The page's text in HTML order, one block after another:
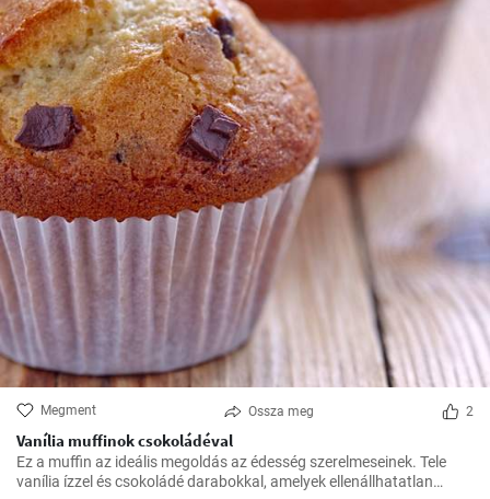
Megment Ossza meg 2
Vanília muffinok csokoládéval
Ez a muffin az ideális megoldás az édesség szerelmeseinek. Tele
vanília ízzel és csokoládé darabokkal, amelyek ellenállhatatlan